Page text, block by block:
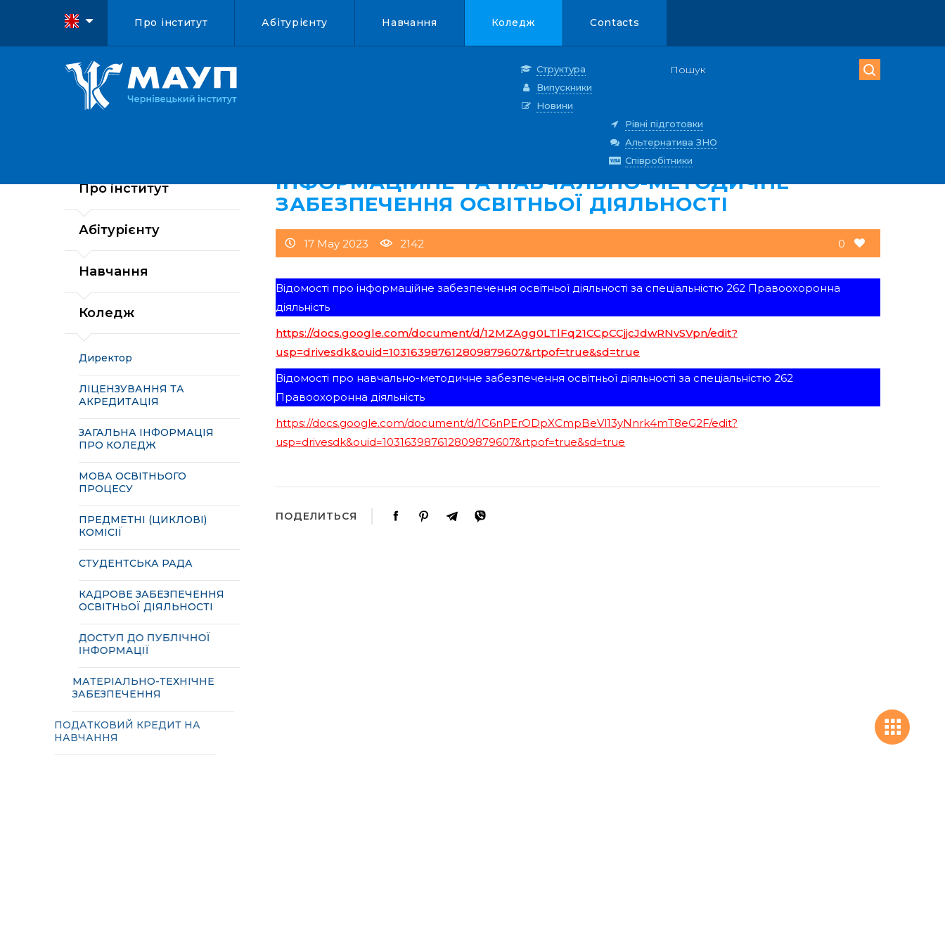
Про інститут Абітурієнту Навчання Коледж Contacts
Структура
Випускники
Новини
Рівні підготовки
Альтернатива ЗНО
Співробітники
Про інститут
Абітурієнту
Навчання
Коледж
Директор
ЛІЦЕНЗУВАННЯ ТА
АКРЕДИТАЦІЯ
ЗАГАЛЬНА ІНФОРМАЦІЯ
ПРО КОЛЕДЖ
МОВА ОСВІТНЬОГО
ПРОЦЕСУ
ПРЕДМЕТНІ (ЦИКЛОВІ)
КОМІСІЇ
СТУДЕНТСЬКА РАДА
КАДРОВЕ ЗАБЕЗПЕЧЕННЯ
ОСВІТНЬОЇ ДІЯЛЬНОСТІ
ДОСТУП ДО ПУБЛІЧНОЇ
ІНФОРМАЦІЇ
МАТЕРІАЛЬНО-ТЕХНІЧНЕ
ЗАБЕЗПЕЧЕННЯ
ПОДАТКОВИЙ КРЕДИТ НА
НАВЧАННЯ
ІНФОРМАЦІЙНЕ ТА НАВЧАЛЬНО-МЕТОДИЧНЕ
ЗАБЕЗПЕЧЕННЯ ОСВІТНЬОЇ ДІЯЛЬНОСТІ
17 May 2023 2142 0
Відомості про інформаційне забезпечення освітньої діяльності за спеціальністю 262 Правоохоронна
діяльність
https://docs.google.com/document/d/12MZAgg0LTlFq21CCpCCjjcJdwRNvSVpn/edit?
usp=drivesdk&ouid=103163987612809879607&rtpof=true&sd=true
Відомості про навчально-методичне забезпечення освітньої діяльності за спеціальністю 262
Правоохоронна діяльність
https://docs.google.com/document/d/1C6nPErODpXCmpBeVl13yNnrk4mT8eG2F/edit?
usp=drivesdk&ouid=103163987612809879607&rtpof=true&sd=true
ПОДЕЛИТЬСЯ